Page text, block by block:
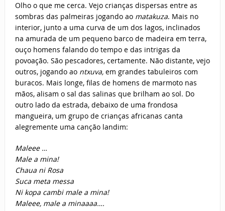
Olho o que me cerca. Vejo crianças dispersas entre as
sombras das palmeiras jogando ao matakuza. Mais no
interior, junto a uma curva de um dos lagos, inclinados
na amurada de um pequeno barco de madeira em terra,
ouço homens falando do tempo e das intrigas da
povoação. São pescadores, certamente. Não distante, vejo
outros, jogando ao ntxuva,em grandes tabuleiros com
buracos. Mais longe, filas de homens de marmoto nas
mãos, alisam o sal das salinas que brilham ao sol. Do
outro lado da estrada, debaixo de uma frondosa
mangueira, um grupo de crianças africanas canta
alegremente uma canção landim:
Maleee …
Male a mina!
Chaua ni Rosa
Suca meta messa
Ni kopa cambi male a mina!
Maleee, male a minaaaa….